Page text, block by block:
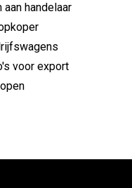
handelaar
voor export